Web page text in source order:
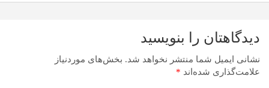
دیدگاهتان را بنویسید
نشانی ایمیل شما منتشر نخواهد شد. بخش‌های موردنیاز
علامت‌گذاری شده‌اند*